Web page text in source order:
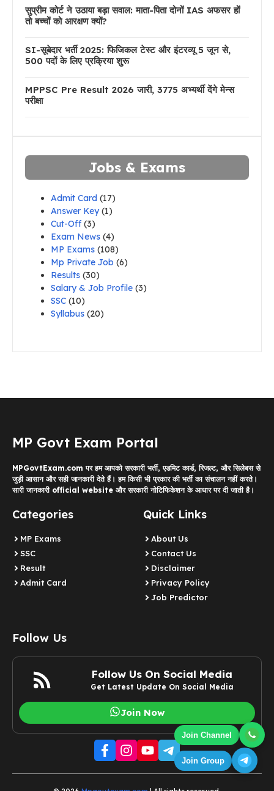
Join Channel
Join Group
सुप्रीम कोर्ट ने उठाया बड़ा सवाल: माता-पिता दोनों IAS अफसर हों
तो बच्चों को आरक्षण क्यों?
SI-सूबेदार भर्ती 2025: फिजिकल टेस्ट और इंटरव्यू 5 जून से,
500 पदों के लिए प्रक्रिया शुरू
MPPSC Pre Result 2026 जारी, 3775 अभ्यर्थी देंगे मेन्स
परीक्षा
Jobs & Exams
Admit Card (17)
Answer Key(1)
Cut-Off(3)
Exam News (4)
MP Exams (108)
Mp Private Job (6)
Results (30)
Salary & Job Profile (3)
SSC (10)
Syllabus (20)
MP Govt Exam Portal
MPGovtExam.com पर हम आपको सरकारी भर्ती, एडमिट कार्ड, रिजल्ट, और सिलेबस से
जुड़ी आसान और सही जानकारी देते हैं। हम किसी भी प्रकार की भर्ती का संचालन नहीं करते।
सारी जानकारी official website और सरकारी नोटिफिकेशन के आधार पर दी जाती है।
Categories
MP Exams
SSC
Result
Admit Card
Quick Links
About Us
Contact Us
Disclaimer
Privacy Policy
Job Predictor
Follow Us
Follow Us On Social Media
Get Latest Update On Social Media
Join Now